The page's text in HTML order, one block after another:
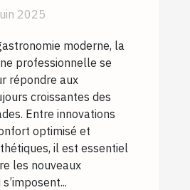
de cuisine
2025
moderne, la
professionnelle se
répondre aux
croissantes des
Entre innovations
optimisé et
il est essentiel
les nouveaux